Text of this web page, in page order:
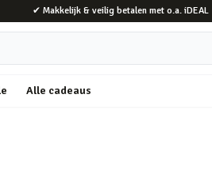
✔ Makkelijk & veilig betalen met o.a. iDEAL
Alle cadeaus